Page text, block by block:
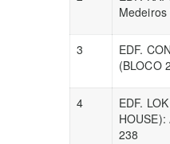
3
EDF.
(BLOCO
4
EDF.
238